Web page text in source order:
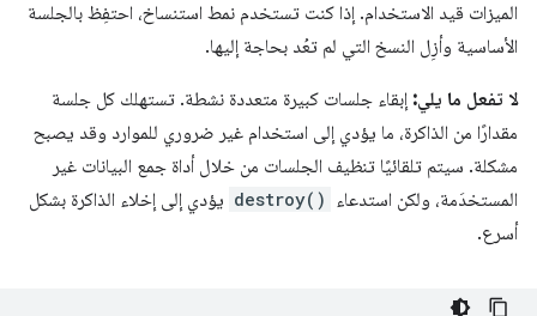
الميزات قيد الاستخدام. إذا كنت تستخدم نمط استنساخ، احتفِظ بالجلسة
الأساسية وأزِل النسخ التي لم تعُد بحاجة إليها.
لا تفعل ما يلي: إبقاء جلسات كبيرة متعددة نشطة. تستهلك كل جلسة
مقدارًا من الذاكرة، ما يؤدي إلى استخدام غير ضروري للموارد وقد يصبح
مشكلة. سيتم تلقائيًا تنظيف الجلسات من خلال أداة جمع البيانات غير
المستخدَمة، ولكن استدعاء destroy() يؤدي إلى إخلاء الذاكرة بشكل
أسرع.